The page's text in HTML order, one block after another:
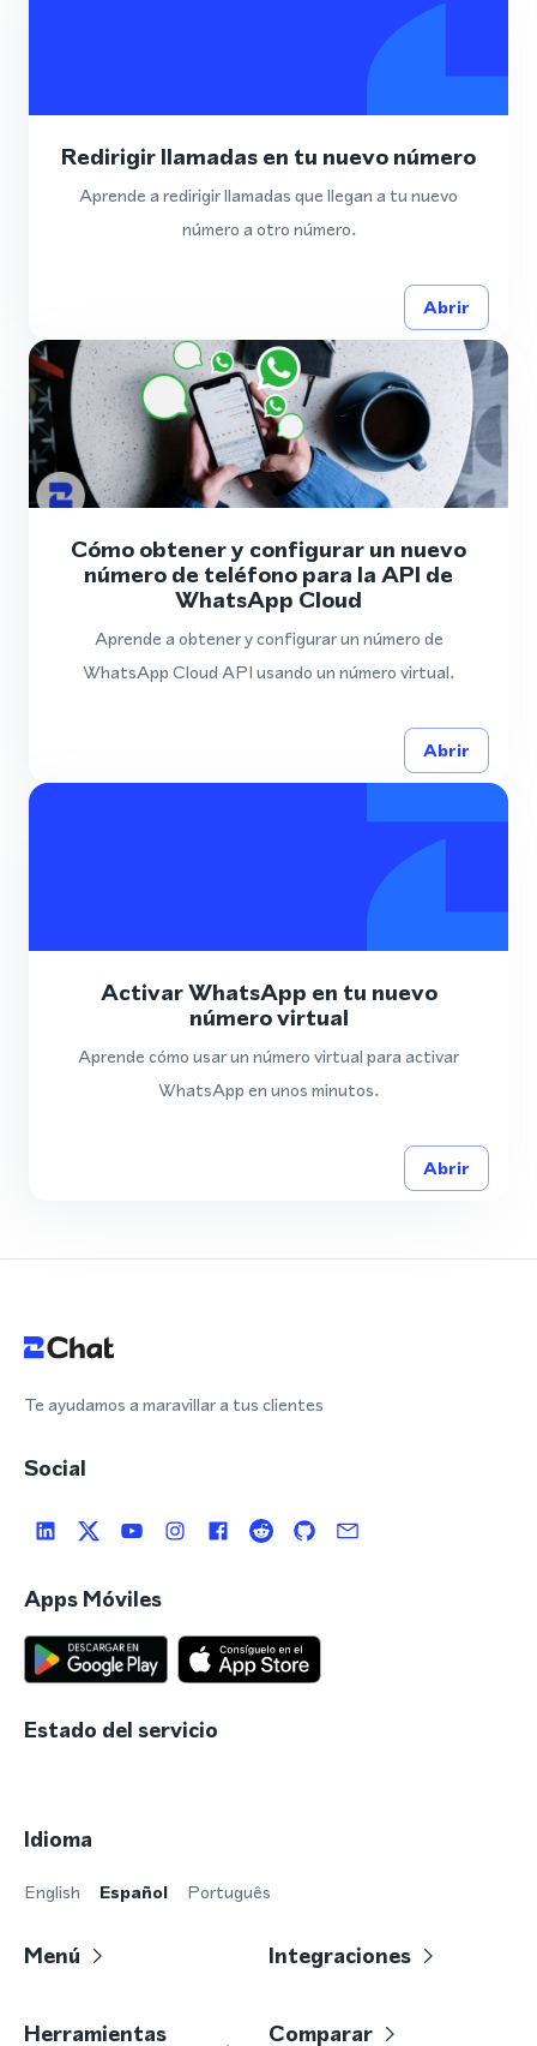
Redirigir llamadas en tu nuevo número
Aprende a redirigir llamadas que llegan a tu nuevo
número a otro número.
Abrir
Cómo obtener y configurar un nuevo
número de teléfono para la API de
WhatsApp Cloud
Aprende a obtener y configurar un número de
WhatsApp Cloud API usando un número virtual.
Abrir
Activar WhatsApp en tu nuevo
número virtual
Aprende cómo usar un número virtual para activar
WhatsApp en unos minutos.
Abrir
Te ayudamos a maravillar a tus clientes
Social
Apps Móviles
Estado del servicio
Idioma
English Español Português
Menú Integraciones
Herramientas Comparar